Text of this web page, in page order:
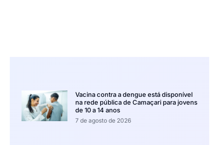
Vacina contra a dengue está disponível
na rede pública de Camaçari para jovens
de 10 a 14 anos
7 de agosto de 2026